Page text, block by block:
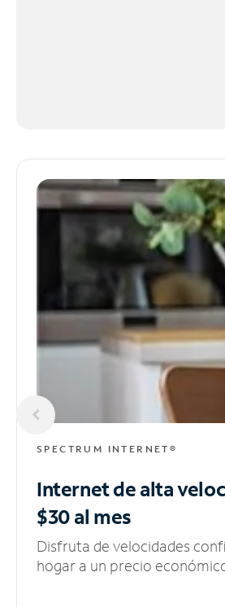
SPECTRUM INTERNET®
Internet de alta
$30 al mes
Disfruta de velocidades
hogar a un precio